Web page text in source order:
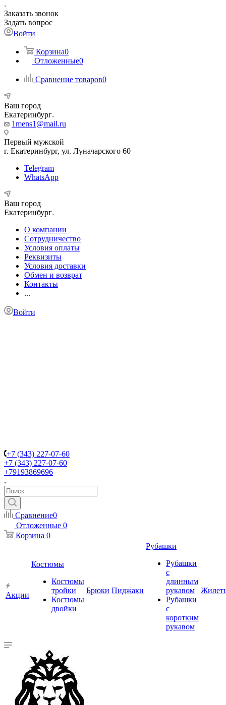
Заказать звонок
Задать вопрос
Войти
Корзина0
Отложенные0
Сравнение товаров0
Ваш город
Екатеринбург
1mens1@mail.ru
Первый мужской
г. Екатеринбург, ул. Луначарского 60
Telegram
WhatsApp
Ваш город
Екатеринбург
О компании
Сотрудничество
Условия оплаты
Реквизиты
Условия доставки
Обмен и возврат
Контакты
...
Войти
+7 (343) 227-07-60
+7 (343) 227-07-60
+79193869696
Сравнение0
Отложенные 0
Корзина 0
Акции
Костюмы
Костюмы
тройки
Костюмы
двойки
Брюки Пиджаки
Рубашки
Рубашки
с
длинным
рукавом
Рубашки
с
коротким
рукавом